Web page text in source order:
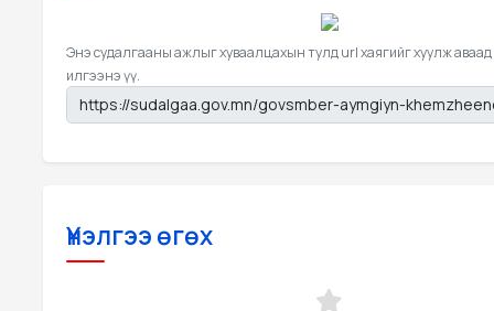
Энэ судалгааны ажлыг хуваалцахын тулд url хаягийг хуулж аваад
илгээнэ үү.
Үнэлгээ өгөх